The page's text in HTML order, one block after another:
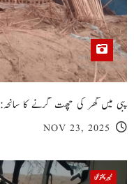
پبی میں گھر کی چھت گرنے کا سانحہ: 5 افراد جان کی بازی ہار گئے، 3 زخمی
NOV 23, 2025
خیبر پختونخوا